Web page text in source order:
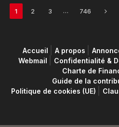
1 2 3 … 746 Next
Accueil A propos
Webmail
Confidentialité &
Charte de
Guide de la
Politique de cookies (UE)